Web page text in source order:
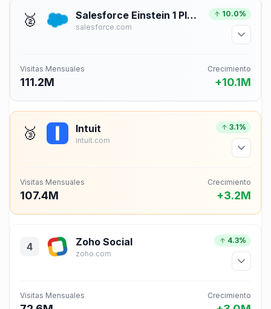
🥈 Salesforce Einstein 1 Platform for Application Development
salesforce.com
10.0%
Visitas Mensuales
111.2M
Crecimiento
+10.1M
🥉 Intuit
intuit.com
3.1%
Visitas Mensuales
107.4M
Crecimiento
+3.2M
4 Zoho Social
zoho.com
4.3%
Visitas Mensuales Crecimiento